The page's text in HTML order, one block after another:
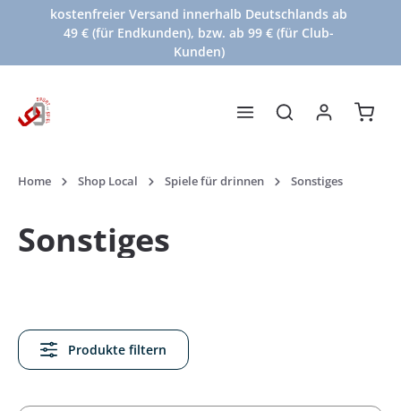
Zum Hauptinhalt springen
kostenfreier Versand innerhalb Deutschlands ab
49 € (für Endkunden), bzw. ab 99 € (für Club-
Kunden)
Home Shop Local Spiele für drinnen Sonstiges
Sonstiges
Produkte filtern